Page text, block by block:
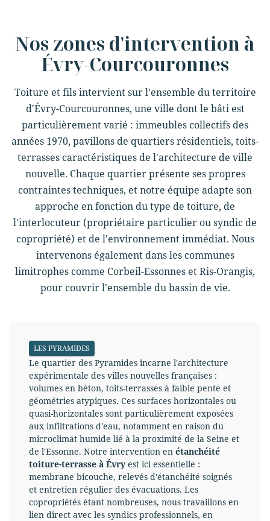
Nos zones d'intervention à
Évry-Courcouronnes
Toiture et fils intervient sur l'ensemble du territoire
d'Évry-Courcouronnes, une ville dont le bâti est
particulièrement varié : immeubles collectifs des
années 1970, pavillons de quartiers résidentiels, toits-
terrasses caractéristiques de l'architecture de ville
nouvelle. Chaque quartier présente ses propres
contraintes techniques, et notre équipe adapte son
approche en fonction du type de toiture, de
l'interlocuteur (propriétaire particulier ou syndic de
copropriété) et de l'environnement immédiat. Nous
intervenons également dans les communes
limitrophes comme Corbeil-Essonnes et Ris-Orangis,
pour couvrir l'ensemble du bassin de vie.
LES PYRAMIDES
Le quartier des Pyramides incarne l'architecture
expérimentale des villes nouvelles françaises :
volumes en béton, toits-terrasses à faible pente et
géométries atypiques. Ces surfaces horizontales ou
quasi-horizontales sont particulièrement exposées
aux infiltrations d'eau, notamment en raison du
microclimat humide lié à la proximité de la Seine et
de l'Essonne. Notre intervention en étanchéité
toiture-terrasse à Évry est ici essentielle :
membrane bicouche, relevés d'étanchéité soignés
et entretien régulier des évacuations. Les
copropriétés étant nombreuses, nous travaillons en
lien direct avec les syndics professionnels, en